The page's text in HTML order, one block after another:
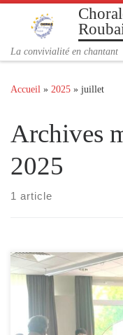
Passer au contenu
La convivialité en chantant
Accueil » 2025 » juillet
Archives
2025
1 article
Liste des Chants : La